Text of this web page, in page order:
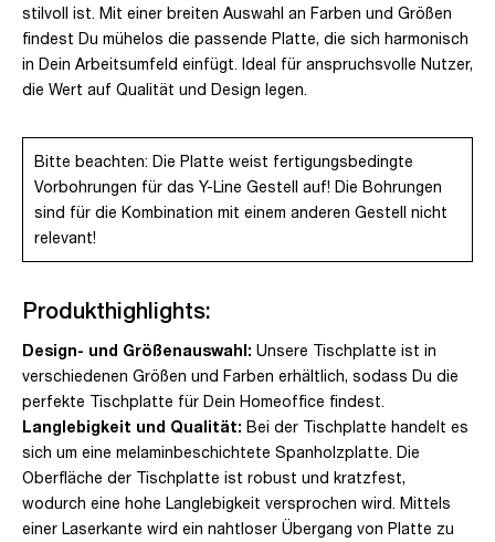
stilvoll ist. Mit einer breiten Auswahl an Farben und Größen
findest Du mühelos die passende Platte, die sich harmonisch
in Dein Arbeitsumfeld einfügt. Ideal für anspruchsvolle Nutzer,
die Wert auf Qualität und Design legen.
Bitte beachten: Die Platte weist fertigungsbedingte
Vorbohrungen für das Y-Line Gestell auf! Die Bohrungen
sind für die Kombination mit einem anderen Gestell nicht
relevant!
Produkthighlights:
Design- und Größenauswahl: Unsere Tischplatte ist in
verschiedenen Größen und Farben erhältlich, sodass Du die
perfekte Tischplatte für Dein Homeoffice findest.
Langlebigkeit und Qualität: Bei der Tischplatte handelt es
sich um eine melaminbeschichtete Spanholzplatte. Die
Oberfläche der Tischplatte ist robust und kratzfest,
wodurch eine hohe Langlebigkeit versprochen wird. Mittels
einer Laserkante wird ein nahtloser Übergang von Platte zu